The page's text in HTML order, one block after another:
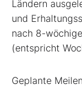
Ländern
und
nach 8-
(entspricht
Geplante